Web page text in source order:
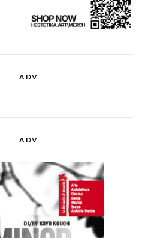
ADV
ADV